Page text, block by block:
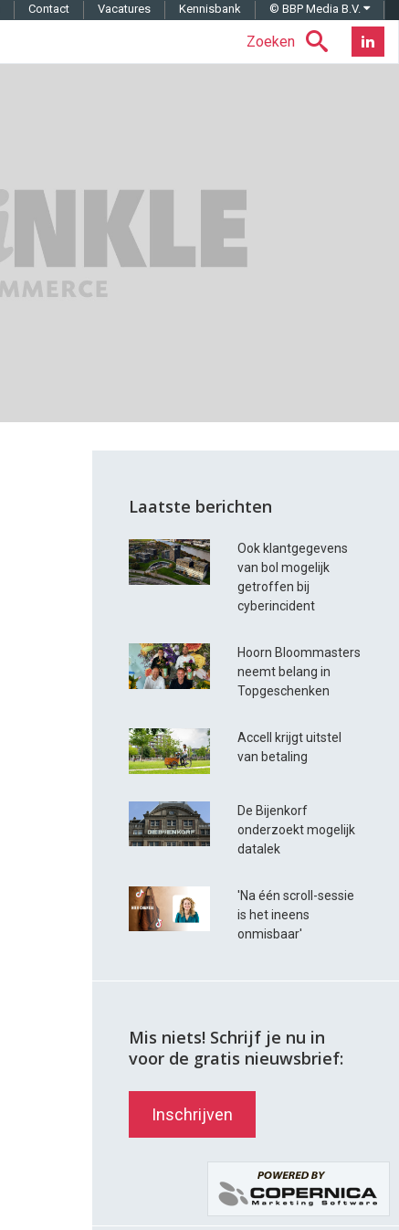
Zoeken
Contact Vacatures Kennisbank © BBP Media B.V.
Laatste berichten
Ook klantgegevens
van bol mogelijk
getroffen bij
cyberincident
Hoorn Bloommasters
neemt belang in
Topgeschenken
Accell krijgt uitstel
van betaling
De Bijenkorf
onderzoekt mogelijk
datalek
'Na één scroll-sessie
is het ineens
onmisbaar'
Mis niets! Schrijf je nu in
voor de gratis nieuwsbrief:
Inschrijven